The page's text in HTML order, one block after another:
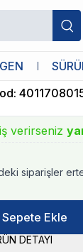
:
verirseniz
siparişler
Sepete Ekle
DETAYI